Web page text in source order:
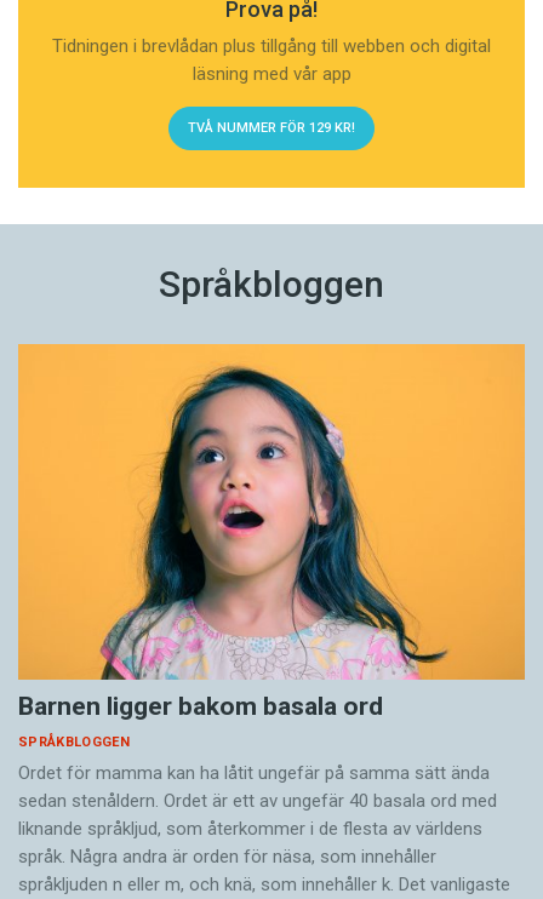
Prova på!
Tidningen i brevlådan plus tillgång till webben och digital
läsning med vår app
TVÅ NUMMER FÖR 129 KR!
Språkbloggen
Barnen ligger bakom basala ord
SPRÅKBLOGGEN
Ordet för mamma kan ha låtit ungefär på samma sätt ända
sedan stenåldern. Ordet är ett av ungefär 40 basala ord med
liknande språkljud, som återkommer i de flesta av världens
språk. Några andra är orden för näsa, som innehåller
språkljuden n eller m, och knä, som innehåller k. Det vanligaste